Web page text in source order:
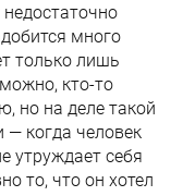
недостаточно
много
только лишь
кто-то
но на деле такой
— когда человек
утруждает себя
то, что он хотел